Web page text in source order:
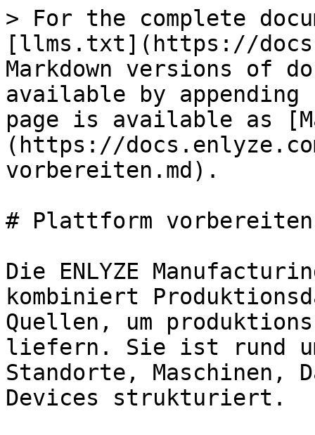
> For the complete
[llms.txt](https://
Markdown versions of
available by
page is available as
(https://
vorbereiten.md).
# Plattform vorbereiten
Die ENLYZE
kombiniert
Quellen, um
liefern. Sie ist rund
Standorte, Maschinen,
Devices strukturiert.